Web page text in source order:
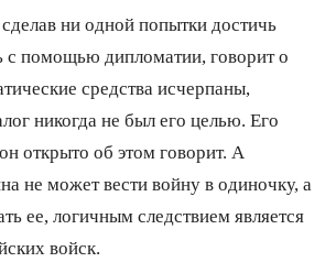
ни одной попытки достичь
с помощью дипломатии, говорит о
средства исчерпаны,
никогда не был его целью. Его
открыто об этом говорит. А
не может вести войну в одиночку, а
ее, логичным следствием является
войск.